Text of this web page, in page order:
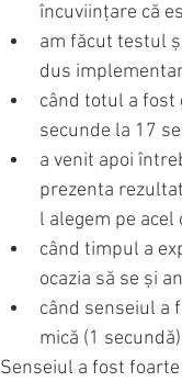
încuviințare că
am făcut testul
dus
când totul a fost
secunde la 17
a venit apoi
prezenta
l alegem pe
când timpul a
ocazia să se și
când senseiul a
mică (1
Senseiul a fost